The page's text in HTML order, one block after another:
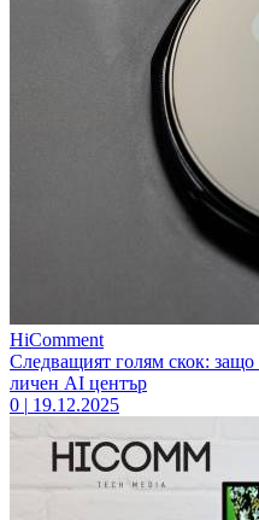
HiComment
Следващият голям скок:
личен AI център
0 | 19.12.2025